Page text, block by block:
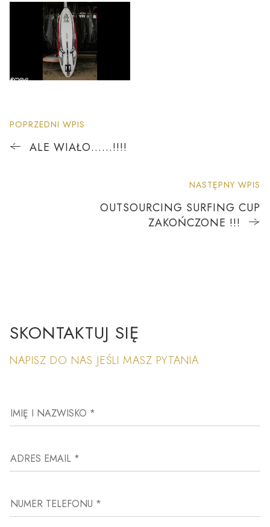
POPRZEDNI WPIS
ALE WIAŁO……!!!!
NASTĘPNY WPIS
OUTSOURCING SURFING CUP
ZAKOŃCZONE !!!
SKONTAKTUJ SIĘ
NAPISZ DO NAS JEŚLI MASZ PYTANIA
IMIĘ I NAZWISKO *
ADRES EMAIL *
NUMER TELEFONU *